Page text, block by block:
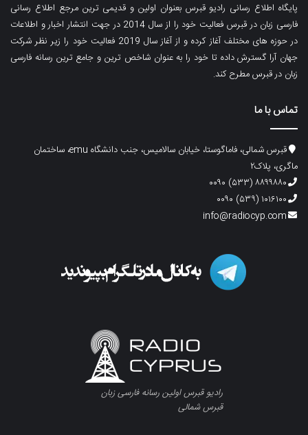
پایگاه اطلاع رسانی رادیو قبرس بعنوان اولین و قدیمی ترین مرجع اطلاع رسانی
فارسی زبان در قبرس فعالیت خود را از سال 2014 در جهت انتشار اخبار و اطلاعات
در حوزه های مختلف آغاز کرده و از آغاز سال 2019 فعالیت خود را زیر نظر شرکت
جهان آرا گسترش داده تا خود را به عنوان شاخص ترین و جامع ترین رسانه فارسی
زبان در قبرس مطرح کند.
تماس با ما
قبرس شمالی، فاماگوستا، خیابان سالامیس، جنب دانشگاه emu، ساختمان
ماگری، پلاک۲
۸۸۹۹۸۸۰ (۵۳۳) ۰۰۹۰
۱۰۱۶۱۰۰ (۵۳۹) ۰۰۹۰
info@radiocyp.com
رادیو قبرس اولین رسانه فارسی زبان
قبرس شمالی